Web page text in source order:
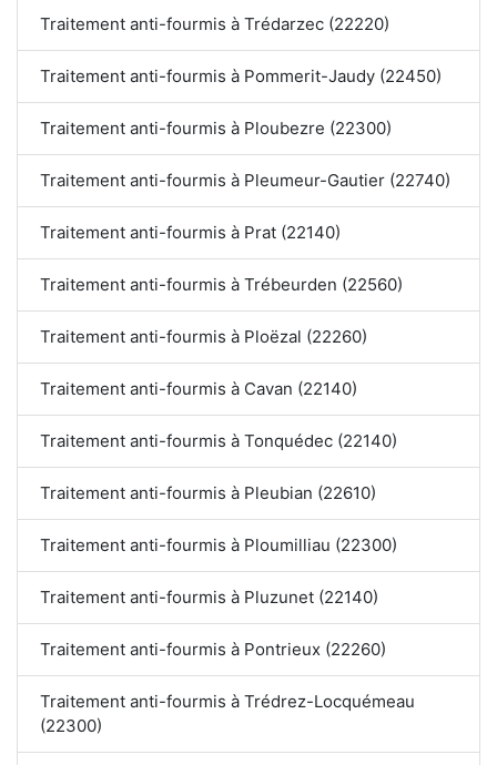
Traitement anti-fourmis à Trédarzec (22220)
Traitement anti-fourmis à Pommerit-Jaudy (22450)
Traitement anti-fourmis à Ploubezre (22300)
Traitement anti-fourmis à Pleumeur-Gautier (22740)
Traitement anti-fourmis à Prat (22140)
Traitement anti-fourmis à Trébeurden (22560)
Traitement anti-fourmis à Ploëzal (22260)
Traitement anti-fourmis à Cavan (22140)
Traitement anti-fourmis à Tonquédec (22140)
Traitement anti-fourmis à Pleubian (22610)
Traitement anti-fourmis à Ploumilliau (22300)
Traitement anti-fourmis à Pluzunet (22140)
Traitement anti-fourmis à Pontrieux (22260)
Traitement anti-fourmis à Trédrez-Locquémeau
(22300)